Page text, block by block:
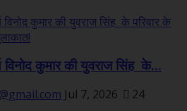
कुमार की युवराज सिंह के...
Jul 7, 2026 24